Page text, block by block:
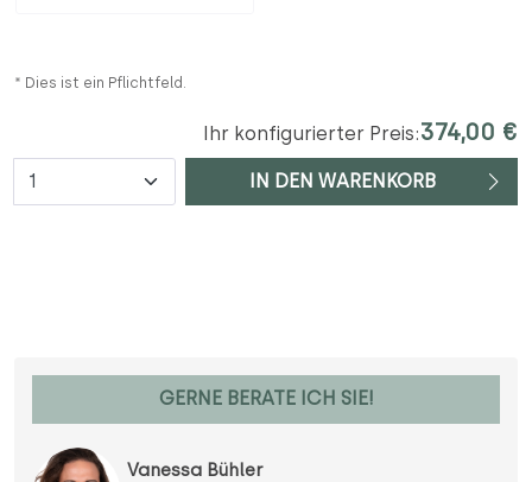
* Dies ist ein Pflichtfeld.
Ihr konfigurierter Preis:374,00 €
Anzahl IN DEN WARENKORB
GERNE BERATE ICH SIE!
Vanessa Bühler